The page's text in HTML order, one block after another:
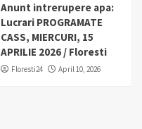
Anunt intrerupere apa:
Lucrari PROGRAMATE
CASS, MIERCURI, 15
APRILIE 2026 / Floresti
Floresti24 April 10, 2026